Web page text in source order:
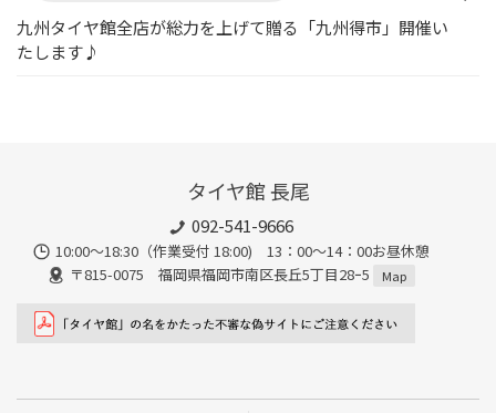
九州タイヤ館全店が総力を上げて贈る「九州得市」開催い
たします♪
タイヤ館 長尾
092-541-9666
10:00～18:30（作業受付 18:00) 13：00～14：00お昼休憩
〒815-0075 福岡県福岡市南区長丘5丁目28ｰ5
Map